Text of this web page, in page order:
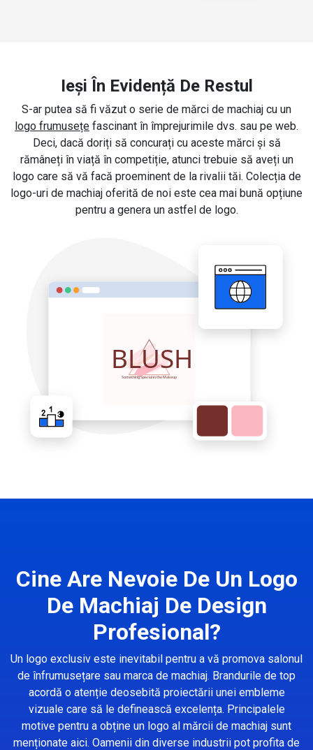
Ieși În Evidență De Restul
S-ar putea să fi văzut o serie de mărci de machiaj cu un
logo frumusețe fascinant în împrejurimile dvs. sau pe web.
Deci, dacă doriți să concurați cu aceste mărci și să
rămâneți în viață în competiție, atunci trebuie să aveți un
logo care să vă facă proeminent de la rivalii tăi. Colecția de
logo-uri de machiaj oferită de noi este cea mai bună opțiune
pentru a genera un astfel de logo.
Cine Are Nevoie De Un Logo
De Machiaj De Design
Profesional?
Un logo exclusiv este inevitabil pentru a vă promova salonul
de înfrumusețare sau marca de machiaj. Brandurile de top
acordă o atenție deosebită proiectării unei embleme
vizuale care să le definească excelența. Principalele
motive pentru a obține un logo al mărcii de machiaj sunt
menționate aici. Oamenii din diverse industrii pot profita de